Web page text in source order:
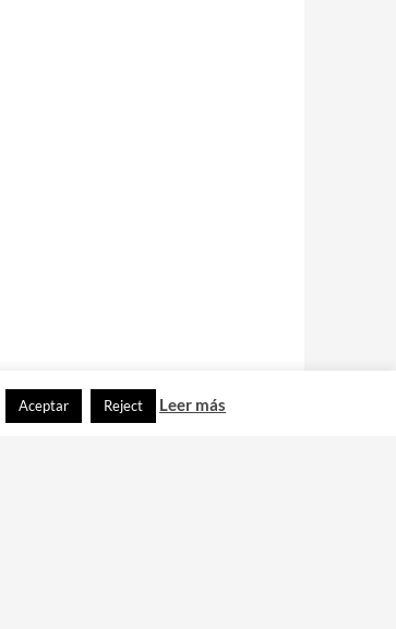
Aceptar Reject Leer más